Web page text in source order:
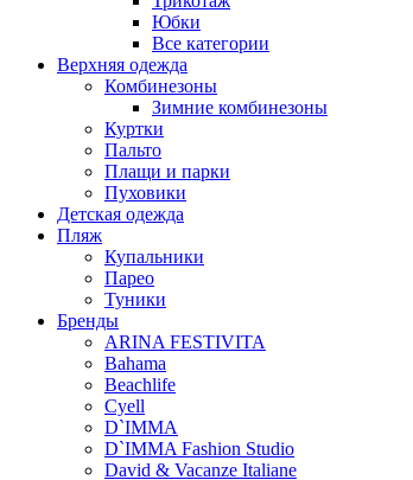
Юбки
Все категории
Верхняя одежда
Комбинезоны
Зимние комбинезоны
Куртки
Пальто
Плащи и парки
Пуховики
Детская одежда
Пляж
Купальники
Парео
Туники
Бренды
ARINA FESTIVITA
Bahama
Beachlife
Cyell
D`IMMA
D`IMMA Fashion Studio
David & Vacanze Italiane